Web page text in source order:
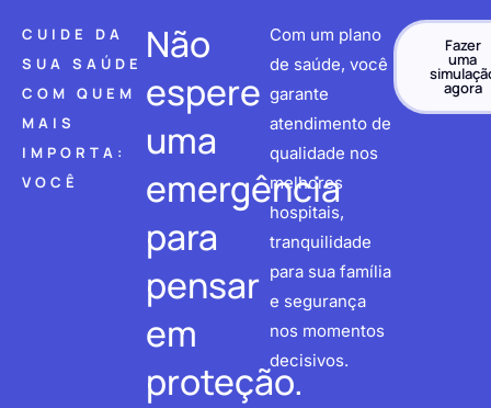
CUIDE DA
SUA SAÚDE
COM QUEM
MAIS
IMPORTA:
VOCÊ
Não
espere
uma
emergência
para
pensar
em
proteção.
Com um plano
de saúde, você
garante
atendimento de
qualidade nos
melhores
hospitais,
tranquilidade
para sua família
e segurança
nos momentos
decisivos.
Fazer
uma
agora